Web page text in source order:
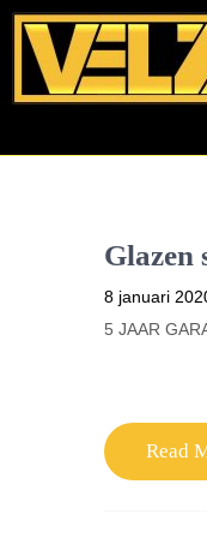
Glazen
8 januari
5 JAAR
Read